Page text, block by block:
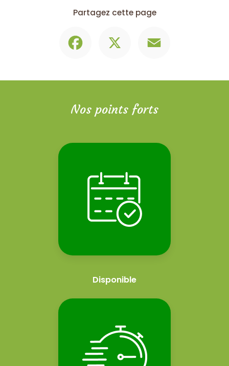
Partagez cette page
Nos points forts
Disponible